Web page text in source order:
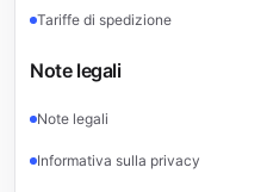
Tariffe di spedizione
Note legali
Note legali
Informativa sulla privacy